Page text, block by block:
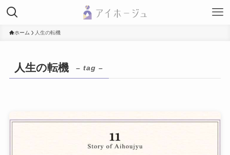
ホーム 人生の転機
人生の転機 – tag –